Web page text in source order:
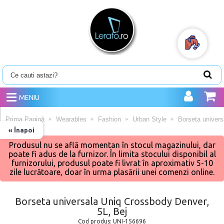
MENIU
« Înapoi
Prima Pagină Wearables Fashion Urban Style Borseta
Produsul nu se află momentan în stocul magazinului, dar
poate fi adus de la furnizor. În limita stocului disponibil al
furnizorului, produsul poate fi livrat în aproximativ 5-10
zile lucrătoare, doar în urma plasării unei comenzi online.
Borseta universala Uniq Crossbody Denver,
5L, Bej
Cod produs: UNI-156696